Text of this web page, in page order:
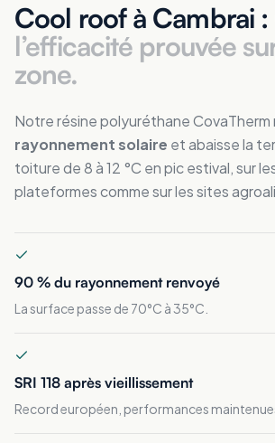
Cool roof à Cambrai :
l’efficacité prouvée
zone.
Notre résine polyuréthane CovaTherm
rayonnement solaire et abaisse la
toiture de 8 à 12 °C en pic estival, sur
plateformes comme sur les sites
90 % du rayonnement renvoyé
La surface passe de 70°C à 35°C.
SRI 118 après vieillissement
Record européen, performances